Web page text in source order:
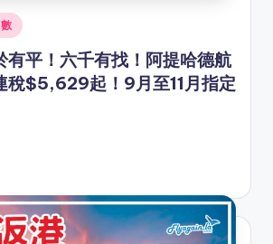
有平！六千有找！阿提哈德航
稅$5,629起！9月至11月指定